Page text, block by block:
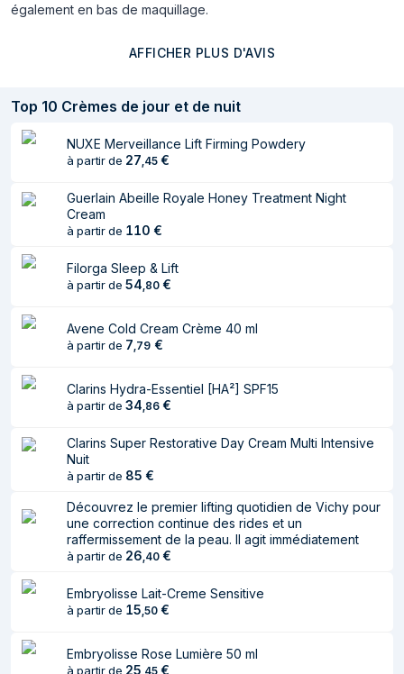
EXTRACT, MICA, CI 77491/IRON
FLOWER EXTRACT, BENZYL
ISOMETHYL IONONE [N3903/A]
également en bas de maquillage.
AFFICHER PLUS D'AVIS
Top 10 Crèmes de jour et de nuit
NUXE Merveillance Lift Firming Powdery
à partir de 27,45 €
Guerlain Abeille Royale Honey Treatment Night
Cream
à partir de 110 €
Filorga Sleep & Lift
à partir de 54,80 €
Avene Cold Cream Crème 40 ml
à partir de 7,79 €
Clarins Hydra-Essentiel [HA²] SPF15
à partir de 34,86 €
Clarins Super Restorative Day Cream Multi Intensive
Nuit
à partir de 85 €
Découvrez le premier lifting quotidien de Vichy pour
une correction continue des rides et un
raffermissement de la peau. Il agit immédiatement
à partir de 26,40 €
Embryolisse Lait-Creme Sensitive
à partir de 15,50 €
Embryolisse Rose Lumière 50 ml
à partir de 25,45 €